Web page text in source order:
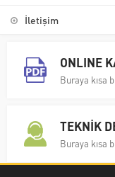
İletişim
ONLINE
Buraya kısa
TEKNİK
Buraya kısa